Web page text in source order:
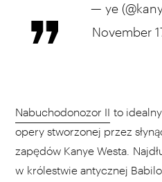
— ye
November
Nabuchodonozor II to
opery stworzonej przez
zapędów Kanye Westa.
w królestwie antycznej